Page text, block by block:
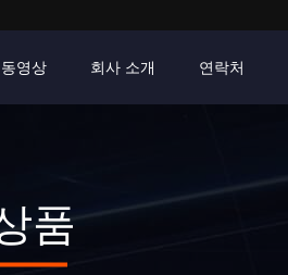
동영상 회사 소개 연락처
품